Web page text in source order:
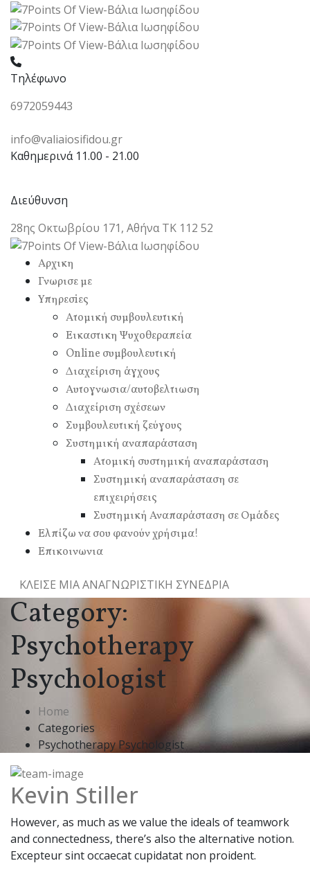
Τηλέφωνο
6972059443
info@valiaiosifidou.gr
Καθημερινά 11.00 - 21.00
Διεύθυνση
28ης Οκτωβρίου 171, Αθήνα ΤΚ 112 52
Αρχικη
Γνωρισε με
Υπηρεσiες
Ατομική συμβουλευτική
Εικαστικη Ψυχοθεραπεία
Online συμβουλευτική
Διαχείριση άγχους
Αυτογνωσια/αυτοβελτιωση
Διαχείριση σχέσεων
Συμβουλευτική ζεύγους
Συστημική αναπαράσταση
Ατομική συστημική αναπαράσταση
Συστημική αναπαράσταση σε
επιχειρήσεις
Συστημική Αναπαράσταση σε Ομάδες
Ελπίζω να σου φανούν χρήσιμα!
Επικοινωνια
ΚΛΕΙΣΕ ΜΙΑ ΑΝΑΓΝΩΡΙΣΤΙΚΗ ΣΥΝΕΔΡΙΑ
Category:
Psychotherapy
Psychologist
Home
Categories
Psychotherapy Psychologist
Kevin Stiller
However, as much as we value the ideals of teamwork
and connectedness, there’s also the alternative notion.
Excepteur sint occaecat cupidatat non proident.